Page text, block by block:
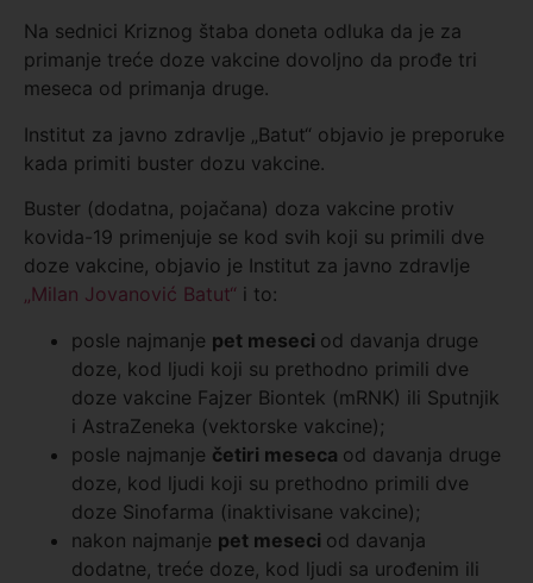
Na sednici Kriznog štaba doneta odluka da je za
primanje treće doze vakcine dovoljno da prođe tri
meseca od primanja druge.
Institut za javno zdravlje „Batut“ objavio je preporuke
kada primiti buster dozu vakcine.
Buster (dodatna, pojačana) doza vakcine protiv
kovida-19 primenjuje se kod svih koji su primili dve
doze vakcine, objavio je Institut za javno zdravlje
„Milan Jovanović Batut“ i to:
posle najmanje pet meseci od davanja druge
doze, kod ljudi koji su prethodno primili dve
doze vakcine Fajzer Biontek (mRNK) ili Sputnjik
i AstraZeneka (vektorske vakcine);
posle najmanje četiri meseca od davanja druge
doze, kod ljudi koji su prethodno primili dve
doze Sinofarma (inaktivisane vakcine);
nakon najmanje pet meseci od davanja
dodatne, treće doze, kod ljudi sa urođenim ili